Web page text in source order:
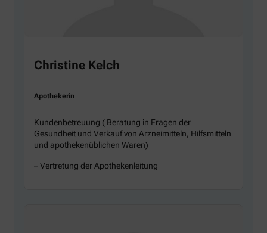
Christine Kelch
Apothekerin
Kundenbetreuung ( Beratung in Fragen der
Gesundheit und Verkauf von Arzneimitteln, Hilfsmitteln
und apothekenüblichen Waren)
– Vertretung der Apothekenleitung